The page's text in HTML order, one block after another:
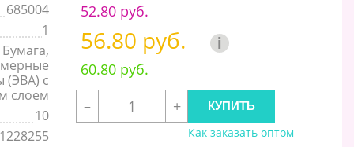
685004
1
Бумага,
(ЭВА) с
слоем
10
52.80 руб.
56.80 руб. i
60.80 руб.
–
+
Как заказать оптом